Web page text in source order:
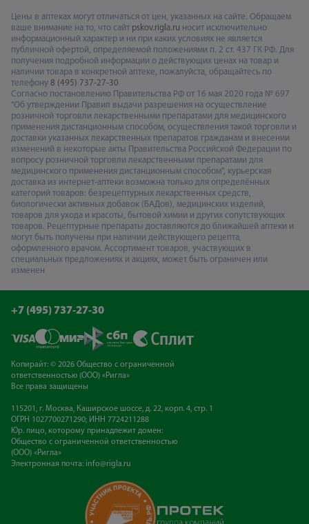
Цены в аптеках могут отличаться от цен, указанных на сайте. Обращаем
ваше внимание на то, что сайт pskov.rigla.ru носит исключительно
информационный характер и ни при каких условиях не является
публичной офертой, определяемой положениями п. 2 ст. 437 ГК РФ. Для
получения подробной информации о действующих ценах на товар и
наличии товара в конкретной аптеке, пожалуйста, обращайтесь по
телефону 8 (495) 737-27-30
Согласно постановлению Правительства РФ от 16 мая 2020 года № 697
"Об утверждении Правил выдачи разрешения на осуществление
розничной торговли лекарственными препаратами для медицинского
применения дистанционным способом, осуществления такой торговли и
доставки указанных лекарственных препаратов гражданам и внесении
изменений в некоторые акты Правительства Российской Федерации по
вопросу розничной торговли лекарственными препаратами для
медицинского применения дистанционным способом", курьерская
доставка из интернет-аптеки возможна только для определённых
категорий товаров: безрецептурных лекарственных средств,
биологически активных добавок (БАДов), медицинских изделий,
товаров для ухода и красоты, бытовой химии и других сопутствующих
товаров. Рецептурные препараты доставляются до ближайшей аптеки и
могут быть получены при наличии действующего рецепта,
оформленного врачом. Ассортимент товаров, участвующих в
специальных предложениях и акциях, может быть ограничен или
изменен
+7 (495) 737-27-30
Копирайт: © 2026 Общество с ограниченной
ответственностью (ООО) «Ригла»
Все права защищены
115201, г. Москва, Каширское шоссе, д. 22, корп. 4, стр. 1
ОГРН 1027700271290; ИНН 7724211288
Юр. лицо, которому принадлежит домен:
Общество с ограниченной ответственностью
(ООО) «Ригла»
Электронная почта: info@rigla.ru